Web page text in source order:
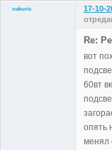
nakuris 17-10-
Re:
вот
60вт
опять
менял